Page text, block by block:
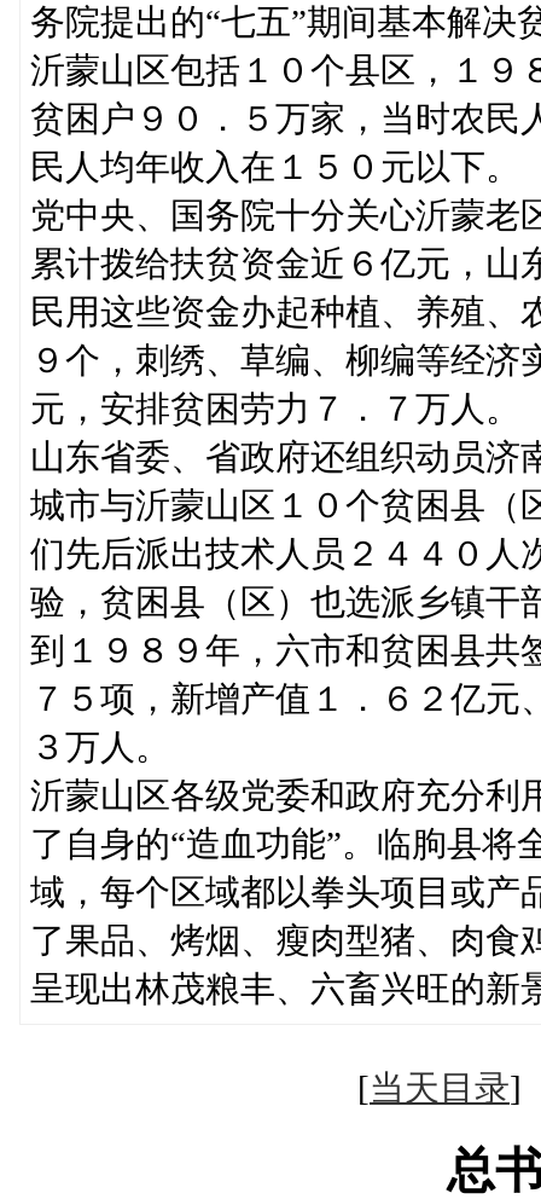
务院提出的“七五”期间基本解决
沂蒙山区包括１０个县区，１９
贫困户９０．５万家，当时农民
民人均年收入在１５０元以下。
党中央、国务院十分关心沂蒙老
累计拨给扶贫资金近６亿元，
民用这些资金办起种植、养殖
９个，刺绣、草编、柳编等经
元，安排贫困劳力７．７万人。
山东省委、省政府还组织动员济
城市与沂蒙山区１０个贫困县（
们先后派出技术人员２４４０人
验，贫困县（区）也选派乡镇干
到１９８９年，六市和贫困县共
７５项，新增产值１．６２亿
３万人。
沂蒙山区各级党委和政府充分利
了自身的“造血功能”。临朐县将
域，每个区域都以拳头项目或产
了果品、烤烟、瘦肉型猪、肉食
呈现出林茂粮丰、六畜兴旺的新
[当天目录
总